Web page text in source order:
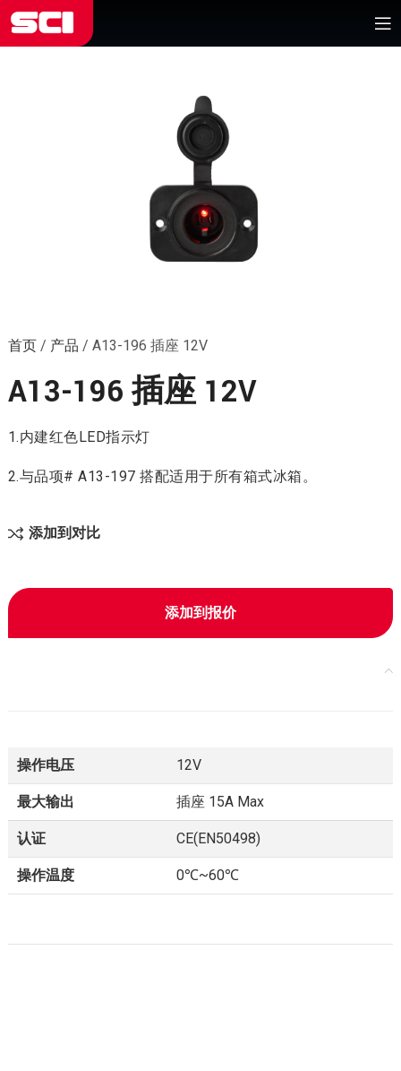
首页/ 产品 / A13-196 插座 12V
A13-196 插座 12V
1.内建红色LED指示灯
2.与品项# A13-197 搭配适用于所有箱式冰箱。
添加到对比
添加到报价
操作电压 12V
最大输出 插座 15A Max
认证 CE(EN50498)
操作温度 0℃~60℃